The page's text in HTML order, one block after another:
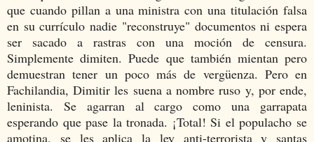
que cuando pillan a una ministra con una titulación falsa
en su currículo nadie "reconstruye" documentos ni espera
ser sacado a rastras con una moción de censura.
Simplemente dimiten. Puede que también mientan pero
demuestran tener un poco más de vergüenza. Pero en
Fachilandia, Dimitir les suena a nombre ruso y, por ende,
leninista. Se agarran al cargo como una garrapata
esperando que pase la tronada. ¡Total! Si el populacho se
amotina, se les aplica la ley anti-terrorista y santas